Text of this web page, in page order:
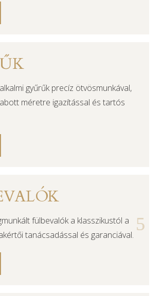
gyűrűk precíz ötvösmunkával,
méretre igazítással és tartós
fülbevalók a klasszikustól a
tanácsadással és garanciával.